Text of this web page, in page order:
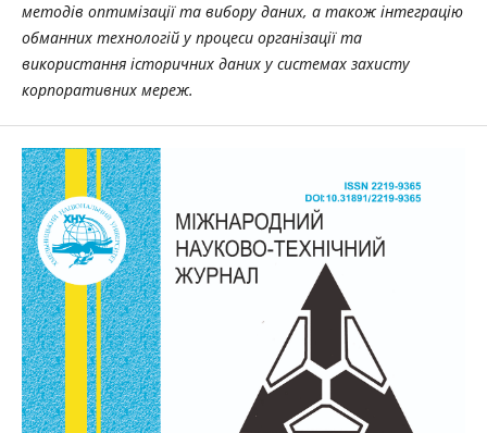
методів оптимізації та вибору даних, а також інтеграцію
обманних технологій у процеси організації та
використання історичних даних у системах захисту
корпоративних мереж.